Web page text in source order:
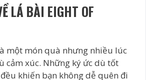
LÁ BÀI EIGHT OF
một món quà nhưng nhiều lúc
cảm xúc. Những ký ức dù tốt
khiến bạn không dễ quên đi